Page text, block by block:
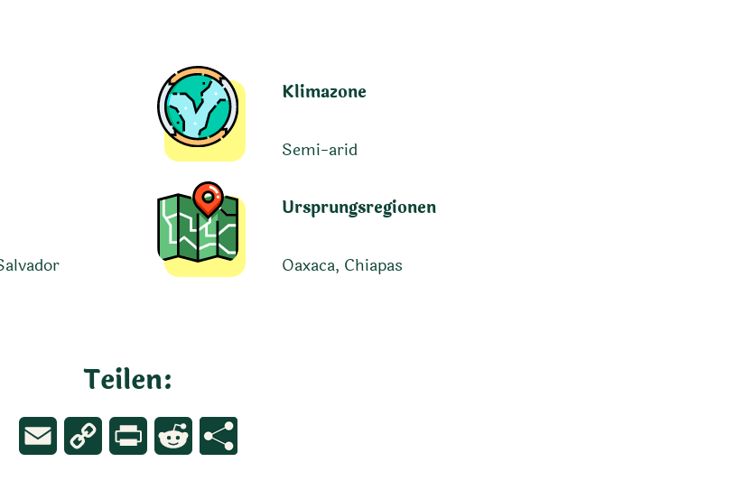
Klimazone
Semi-arid
Ursprungsregionen
Oaxaca, Chiapas
Teilen:
Email
Copy
Print Reddit